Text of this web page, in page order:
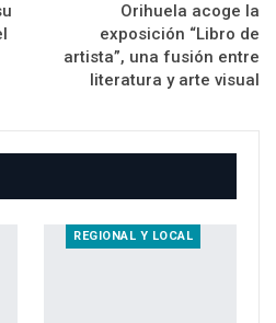
Orihuela acoge la
exposición “Libro de
artista”, una fusión entre
literatura y arte visual
REGIONAL Y LOCAL